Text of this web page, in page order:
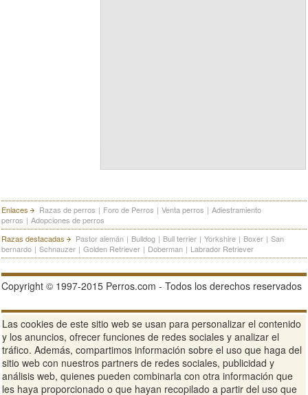
Enlaces Razas de perros | Foro de Perros | Venta perros | Adiestramiento
perros | Adopciones de perros
Razas destacadas
Pastor alemán | Bulldog | Bull terrier | Yorkshire | Boxer | San
bernardo | Schnauzer | Golden Retriever | Doberman | Labrador Retriever
Copyright © 1997-2015 Perros.com - Todos los derechos reservados
Publicidad en Perros.com | Contacte | Aviso Legal Política de
privacidad | Condiciones de uso
Ver sitio web completo
Las cookies de este sitio web se usan para personalizar el contenido
y los anuncios, ofrecer funciones de redes sociales y analizar el
tráfico. Además, compartimos información sobre el uso que haga del
sitio web con nuestros partners de redes sociales, publicidad y
análisis web, quienes pueden combinarla con otra información que
les haya proporcionado o que hayan recopilado a partir del uso que